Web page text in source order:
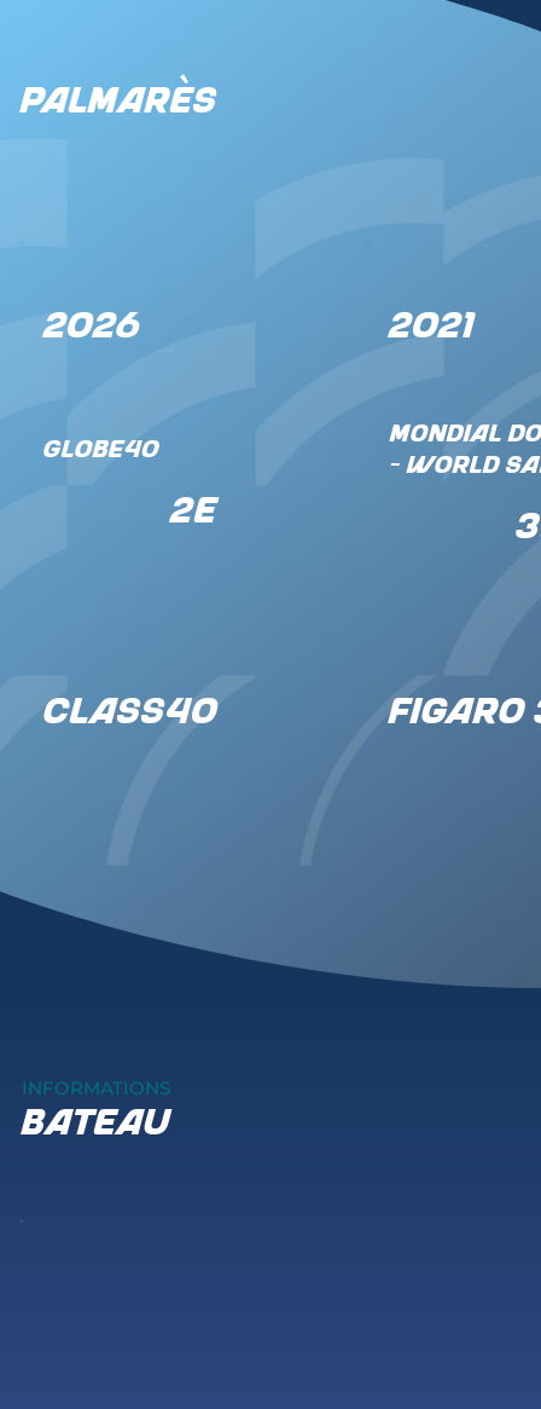
Palmarès
2026
Globe40
2e
CLASS40
2021
Mondial
- World
FIGARO
INFORMATIONS
bateau